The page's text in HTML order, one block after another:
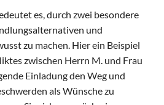
es, durch zwei besondere
und
zu machen. Hier ein Beispiel
zwischen Herrn M. und Frau
Einladung den Weg und
als Wünsche zu